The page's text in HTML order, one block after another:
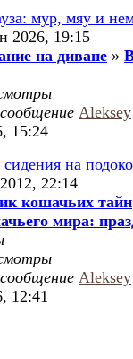
мур, мяу и
2026, 19:15
на диване »
Aleksey
15:24
сидения на
22:14
кошачьих тайн
мира:
Aleksey
12:41